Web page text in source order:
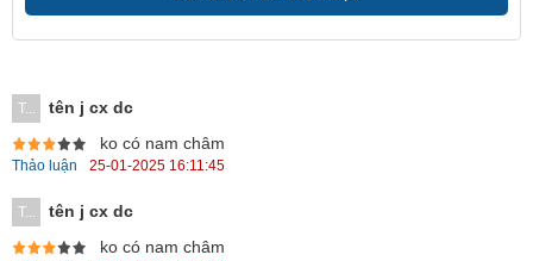
T...
tên j cx dc
ko có nam châm
Thảo luận 25-01-2025 16:11:45
T...
tên j cx dc
ko có nam châm